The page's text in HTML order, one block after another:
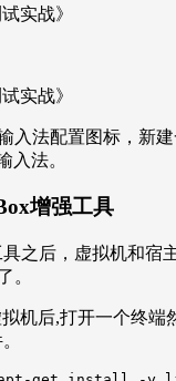
入法配置图标，新
入法。
增强工具
之后，虚拟机和宿
。
机后,打开一个终端